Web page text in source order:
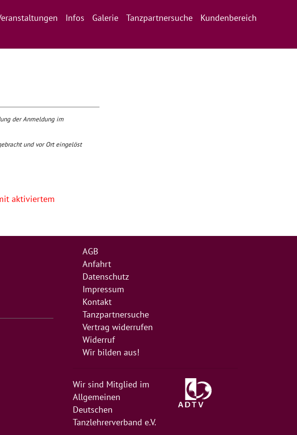
Infos Galerie Tanzpartnersuche Kundenbereich
der Anmeldung im
und vor Ort eingelöst
aktiviertem
AGB
Anfahrt
Datenschutz
Impressum
Kontakt
Tanzpartnersuche
Vertrag widerrufen
Widerruf
Wir bilden aus!
Wir sind Mitglied im
Allgemeinen
Deutschen
Tanzlehrerverband e.V.